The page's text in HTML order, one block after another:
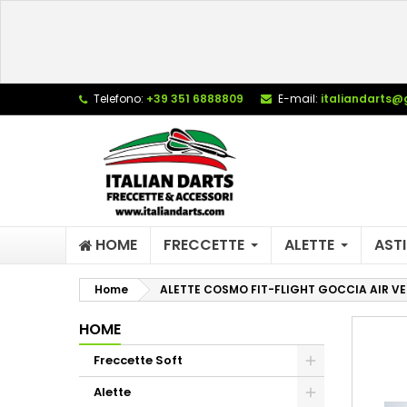
Telefono: +39 351 6888809 E-mail:
HOME FRECCETTE ALETTE
Home ALETTE COSMO FIT-FLIGHT GOCCIA AIR
HOME
Freccette Soft
Alette
add_circle_outline